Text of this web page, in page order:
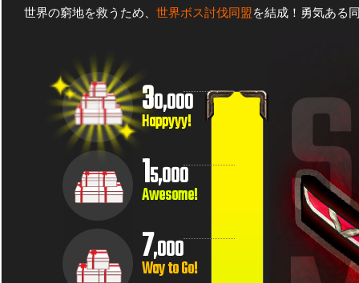
世界の窮地を救うため、 世界ボス討伐同盟を結成！勇気ある
7,000
Way to Go!
15,000
Awesome!
30,000
Happyyy!